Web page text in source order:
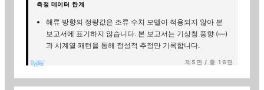
측정 데이터 한계
해류 방향의 정량값은 조류 수치 모델이 적용되지 않아 본
보고서에 표기하지 않습니다. 본 보고서는 기상청 풍향 (—)
과 시계열 패턴을 통해 정성적 추정만 기록합니다.
제5면 / 총 16면